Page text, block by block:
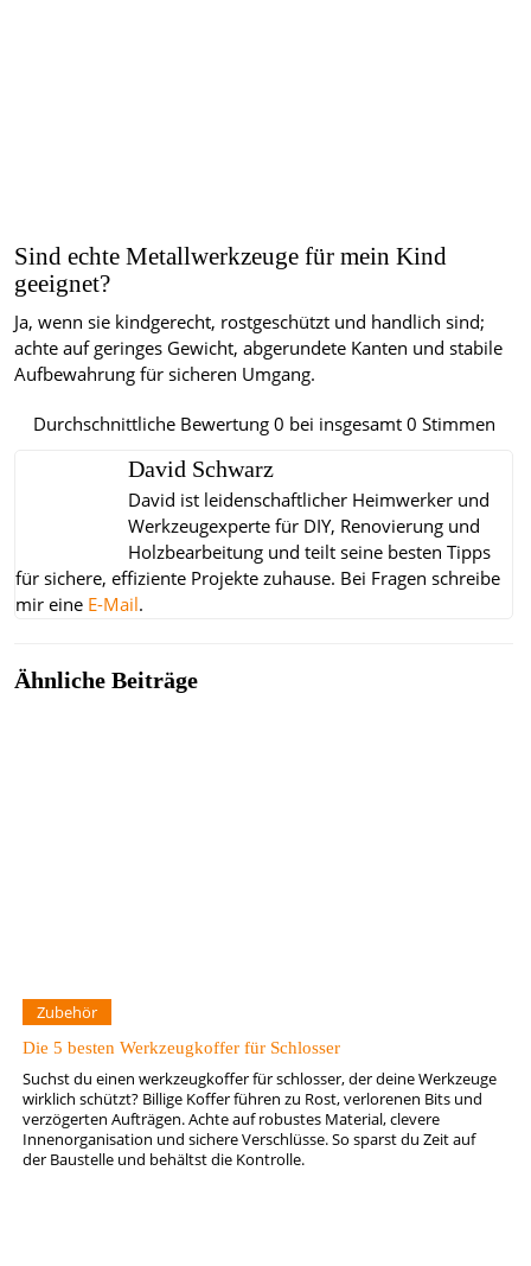
Sind echte Metallwerkzeuge für mein Kind
geeignet?
Ja, wenn sie kindgerecht, rostgeschützt und handlich sind;
achte auf geringes Gewicht, abgerundete Kanten und stabile
Aufbewahrung für sicheren Umgang.
Durchschnittliche Bewertung0 bei insgesamt0 Stimmen
David Schwarz
David ist leidenschaftlicher Heimwerker und
Werkzeugexperte für DIY, Renovierung und
Holzbearbeitung und teilt seine besten Tipps
für sichere, effiziente Projekte zuhause. Bei Fragen schreibe
mir eine E-Mail.
Ähnliche Beiträge
Zubehör
Die 5 besten Werkzeugkoffer für Schlosser
Suchst du einen werkzeugkoffer für schlosser, der deine Werkzeuge
wirklich schützt? Billige Koffer führen zu Rost, verlorenen Bits und
verzögerten Aufträgen. Achte auf robustes Material, clevere
Innenorganisation und sichere Verschlüsse. So sparst du Zeit auf
der Baustelle und behältst die Kontrolle.